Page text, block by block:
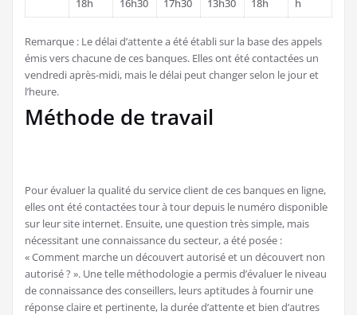
18h 16h30 17h30 13h30 18h h
Remarque : Le délai d’attente a été établi sur la base des appels
émis vers chacune de ces banques. Elles ont été contactées un
vendredi après-midi, mais le délai peut changer selon le jour et
l’heure.
Méthode de travail
Pour évaluer la qualité du service client de ces banques en ligne,
elles ont été contactées tour à tour depuis le numéro disponible
sur leur site internet. Ensuite, une question très simple, mais
nécessitant une connaissance du secteur, a été posée :
« Comment marche un découvert autorisé et un découvert non
autorisé ? ». Une telle méthodologie a permis d’évaluer le niveau
de connaissance des conseillers, leurs aptitudes à fournir une
réponse claire et pertinente, la durée d’attente et bien d’autres